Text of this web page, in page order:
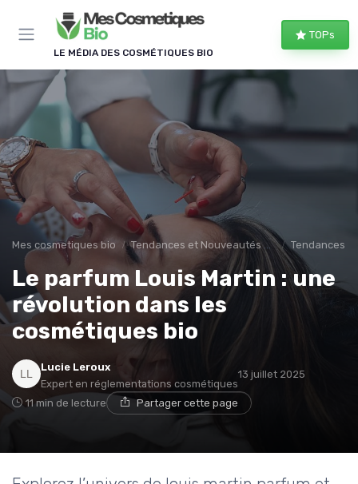
LE MÉDIA DES COSMÉTIQUES BIO
TOPs
Mes cosmetiques bio Tendances et Nouveautés en cosmetique Tendances
Le parfum Louis Martin : une
révolution dans les
cosmétiques bio
Lucie Leroux
Expert en réglementations cosmétiques
13 juillet 2025
11 min de lecture Partager cette page
Panneau de gestion des cookies